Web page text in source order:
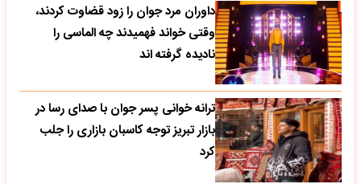
داوران مرد جوان را زود قضاوت کردند،
وقتی خواند فهمیدند چه الماسی را
نادیده گرفته اند
ترانه خوانی پسر جوان با صدای رسا در
بازار تبریز توجه کاسبان بازاری را جلب
کرد